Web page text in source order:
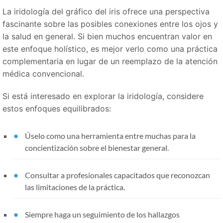
La iridología del gráfico del iris ofrece una perspectiva
fascinante sobre las posibles conexiones entre los ojos y
la salud en general. Si bien muchos encuentran valor en
este enfoque holístico, es mejor verlo como una práctica
complementaria en lugar de un reemplazo de la atención
médica convencional.
Si está interesado en explorar la iridología, considere
estos enfoques equilibrados:
Úselo como una herramienta entre muchas para la
concientización sobre el bienestar general.
Consultar a profesionales capacitados que reconozcan
las limitaciones de la práctica.
Siempre haga un seguimiento de los hallazgos